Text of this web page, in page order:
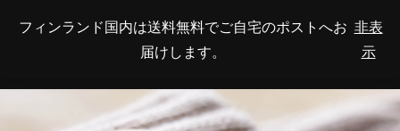
フィンランド国内は送料無料でご自宅のポストへお
届けします。
非表
示
Skip
SEARCH
CART
TOGGLE